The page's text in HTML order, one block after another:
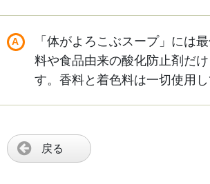
「体がよろこぶスープ」には
料や食品由来の酸化防止剤だ
す。香料と着色料は一切使用し
戻る